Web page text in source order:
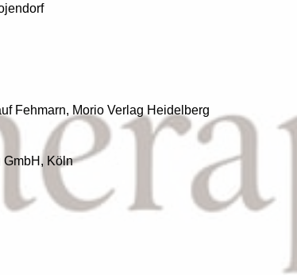
Fehmarn, Morio Verlag Heidelberg
GmbH, Köln